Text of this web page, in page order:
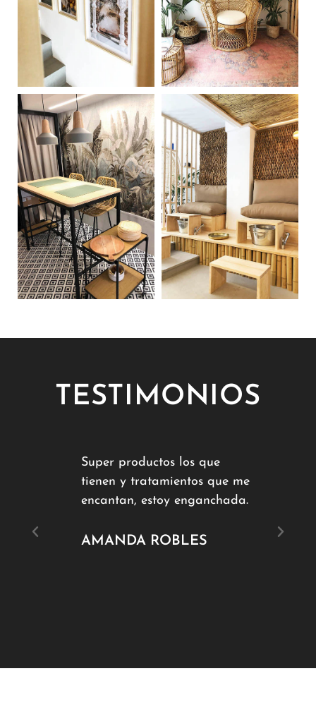
TESTIMONIOS
Super productos los que
tienen y tratamientos que me
encantan, estoy enganchada.
AMANDA ROBLES